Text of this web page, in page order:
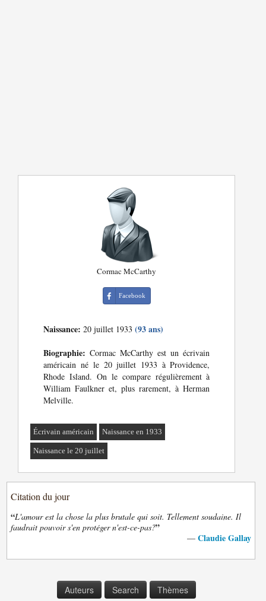
Cormac McCarthy
Facebook
Naissance: 20 juillet 1933(93 ans)
Biographie: Cormac McCarthy est un écrivain
américain né le 20 juillet 1933 à Providence,
Rhode Island. On le compare régulièrement à
William Faulkner et, plus rarement, à Herman
Melville.
Écrivain américain Naissance en 1933
Naissance le 20 juillet
Citation du jour
“L'amour est la chose la plus brutale qui soit. Tellement soudaine. Il
faudrait pouvoir s'en protéger n'est-ce-pas?”
— Claudie Gallay
Auteurs Search Thèmes